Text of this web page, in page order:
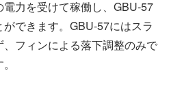
力を受けて稼働し、GBU-57
できます。GBU-57にはスラ
フィンによる落下調整のみで